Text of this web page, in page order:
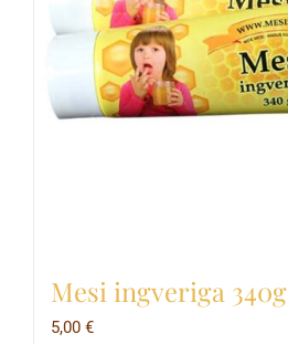
Mesi ingveriga 340g
5,00 €